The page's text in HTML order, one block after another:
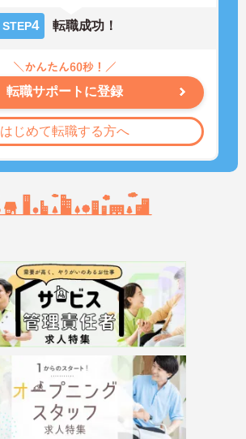
STEP4 転職成功！
転職サポートに登録
はじめて転職する方へ